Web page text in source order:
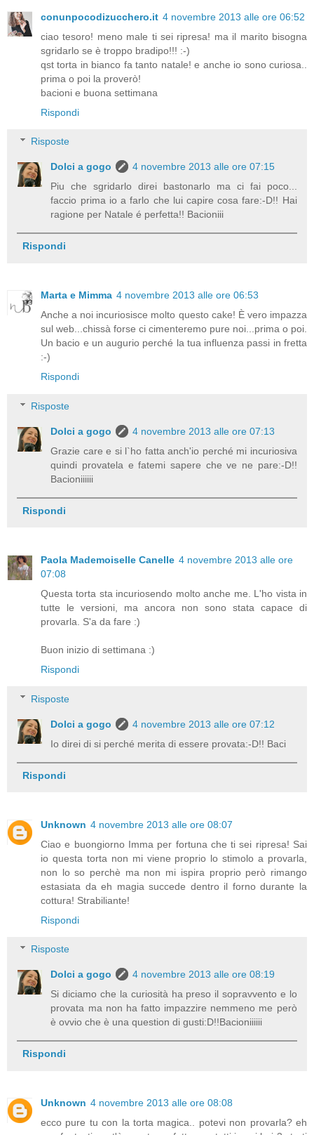
conunpocodizucchero.it 4 novembre 2013 alle ore 06:52
ciao tesoro! meno male ti sei ripresa! ma il marito bisogna
sgridarlo se è troppo bradipo!!! :-)
qst torta in bianco fa tanto natale! e anche io sono curiosa..
prima o poi la proverò!
bacioni e buona settimana
Rispondi
Risposte
Dolci a gogo
4 novembre 2013 alle ore 07:15
Piu che sgridarlo direi bastonarlo ma ci fai poco...
faccio prima io a farlo che lui capire cosa fare:-D!! Hai
ragione per Natale é perfetta!! Bacioniii
Rispondi
Marta e Mimma 4 novembre 2013 alle ore 06:53
Anche a noi incuriosisce molto questo cake! È vero impazza
sul web...chissà forse ci cimenteremo pure noi...prima o poi.
Un bacio e un augurio perché la tua influenza passi in fretta
:-)
Rispondi
Risposte
Dolci a gogo
4 novembre 2013 alle ore 07:13
Grazie care e si l`ho fatta anch'io perché mi incuriosiva
quindi provatela e fatemi sapere che ve ne pare:-D!!
Bacioniiiiii
Rispondi
Paola Mademoiselle Canelle 4 novembre 2013 alle ore
07:08
Questa torta sta incuriosendo molto anche me. L'ho vista in
tutte le versioni, ma ancora non sono stata capace di
provarla. S'a da fare :)
Buon inizio di settimana :)
Rispondi
Risposte
Dolci a gogo
4 novembre 2013 alle ore 07:12
Io direi di si perché merita di essere provata:-D!! Baci
Rispondi
Unknown 4 novembre 2013 alle ore 08:07
Ciao e buongiorno Imma per fortuna che ti sei ripresa! Sai
io questa torta non mi viene proprio lo stimolo a provarla,
non lo so perchè ma non mi ispira proprio però rimango
estasiata da eh magia succede dentro il forno durante la
cottura! Strabiliante!
Rispondi
Risposte
Dolci a gogo
4 novembre 2013 alle ore 08:19
Si diciamo che la curiosità ha preso il sopravvento e lo
provata ma non ha fatto impazzire nemmeno me però
è ovvio che è una question di gusti:D!!Bacioniiiiii
Rispondi
Unknown 4 novembre 2013 alle ore 08:08
ecco pure tu con la torta magica.. potevi non provarla? eh